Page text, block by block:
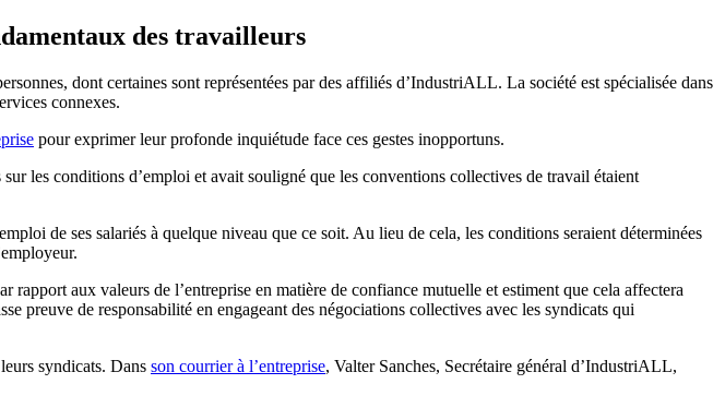
des travailleurs
dont certaines sont représentées par des affiliés d’IndustriALL. La société est spécialisée dans
connexes.
pour exprimer leur profonde inquiétude face ces gestes inopportuns.
les conditions d’emploi et avait souligné que les conventions collectives de travail étaient
de ses salariés à quelque niveau que ce soit. Au lieu de cela, les conditions seraient déterminées
aux valeurs de l’entreprise en matière de confiance mutuelle et estiment que cela affectera
preuve de responsabilité en engageant des négociations collectives avec les syndicats qui
syndicats. Dans son courrier à l’entreprise, Valter Sanches, Secrétaire général d’IndustriALL,